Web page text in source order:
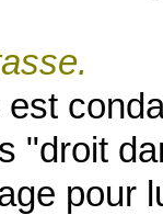
"droit
pour